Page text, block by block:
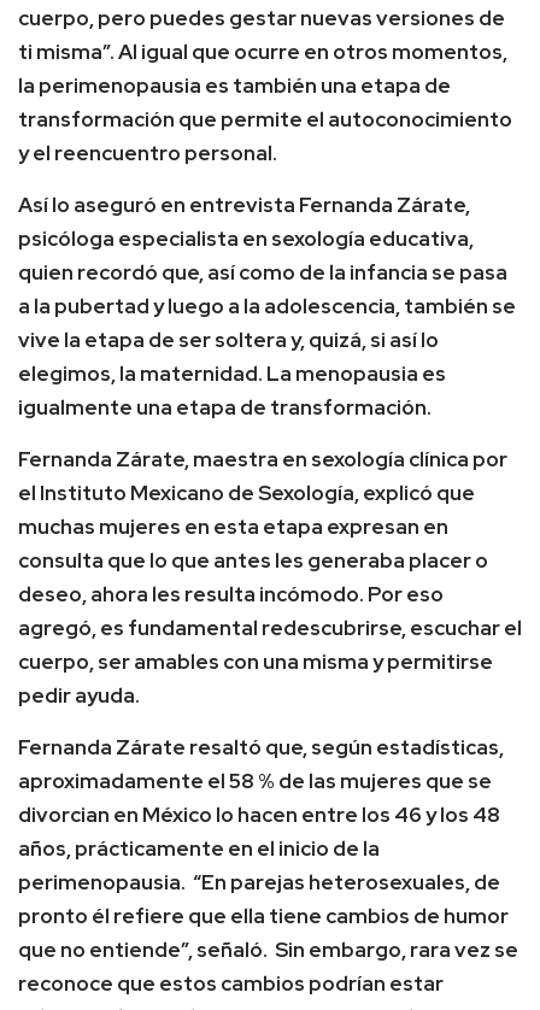
cuerpo, pero puedes gestar nuevas versiones de
ti misma”. Al igual que ocurre en otros momentos,
la perimenopausia es también una etapa de
transformación que permite el autoconocimiento
y el reencuentro personal.
Así lo aseguró en entrevista Fernanda Zárate,
psicóloga especialista en sexología educativa,
quien recordó que, así como de la infancia se pasa
a la pubertad y luego a la adolescencia, también se
vive la etapa de ser soltera y, quizá, si así lo
elegimos, la maternidad. La menopausia es
igualmente una etapa de transformación.
Fernanda Zárate, maestra en sexología clínica por
el Instituto Mexicano de Sexología, explicó que
muchas mujeres en esta etapa expresan en
consulta que lo que antes les generaba placer o
deseo, ahora les resulta incómodo. Por eso
agregó, es fundamental redescubrirse, escuchar el
cuerpo, ser amables con una misma y permitirse
pedir ayuda.
Fernanda Zárate resaltó que, según estadísticas,
aproximadamente el 58 % de las mujeres que se
divorcian en México lo hacen entre los 46 y los 48
años, prácticamente en el inicio de la
perimenopausia. “En parejas heterosexuales, de
pronto él refiere que ella tiene cambios de humor
que no entiende”, señaló. Sin embargo, rara vez se
reconoce que estos cambios podrían estar